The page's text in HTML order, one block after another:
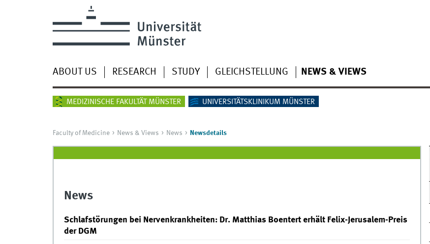
ABOUT US RESEARCH STUDY GLEICHSTELLUNG NEWS & VIEWS
MEDIZINISCHE FAKULTÄT MÜNSTER UNIVERSITÄTSKLINIKUM MÜNSTER
Faculty of Medicine News & Views News Newsdetails
News
Schlafstörungen bei Nervenkrankheiten: Dr. Matthias Boentert erhält Felix-Jerusalem-Preis
der DGM